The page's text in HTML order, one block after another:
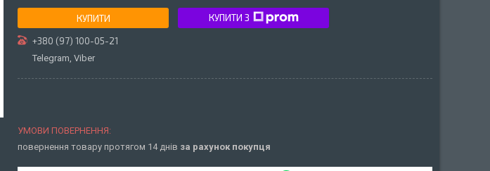
КУПИТИ КУПИТИ З
+380 (97) 100-05-21
Telegram, Viber
повернення товару протягом 14 днів за рахунок покупця